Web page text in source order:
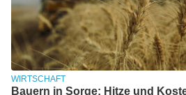
WIRTSCHAFT
Bauern in Sorge: Hitze und